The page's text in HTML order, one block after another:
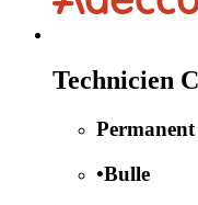
Technicien
Permanent
•Bulle